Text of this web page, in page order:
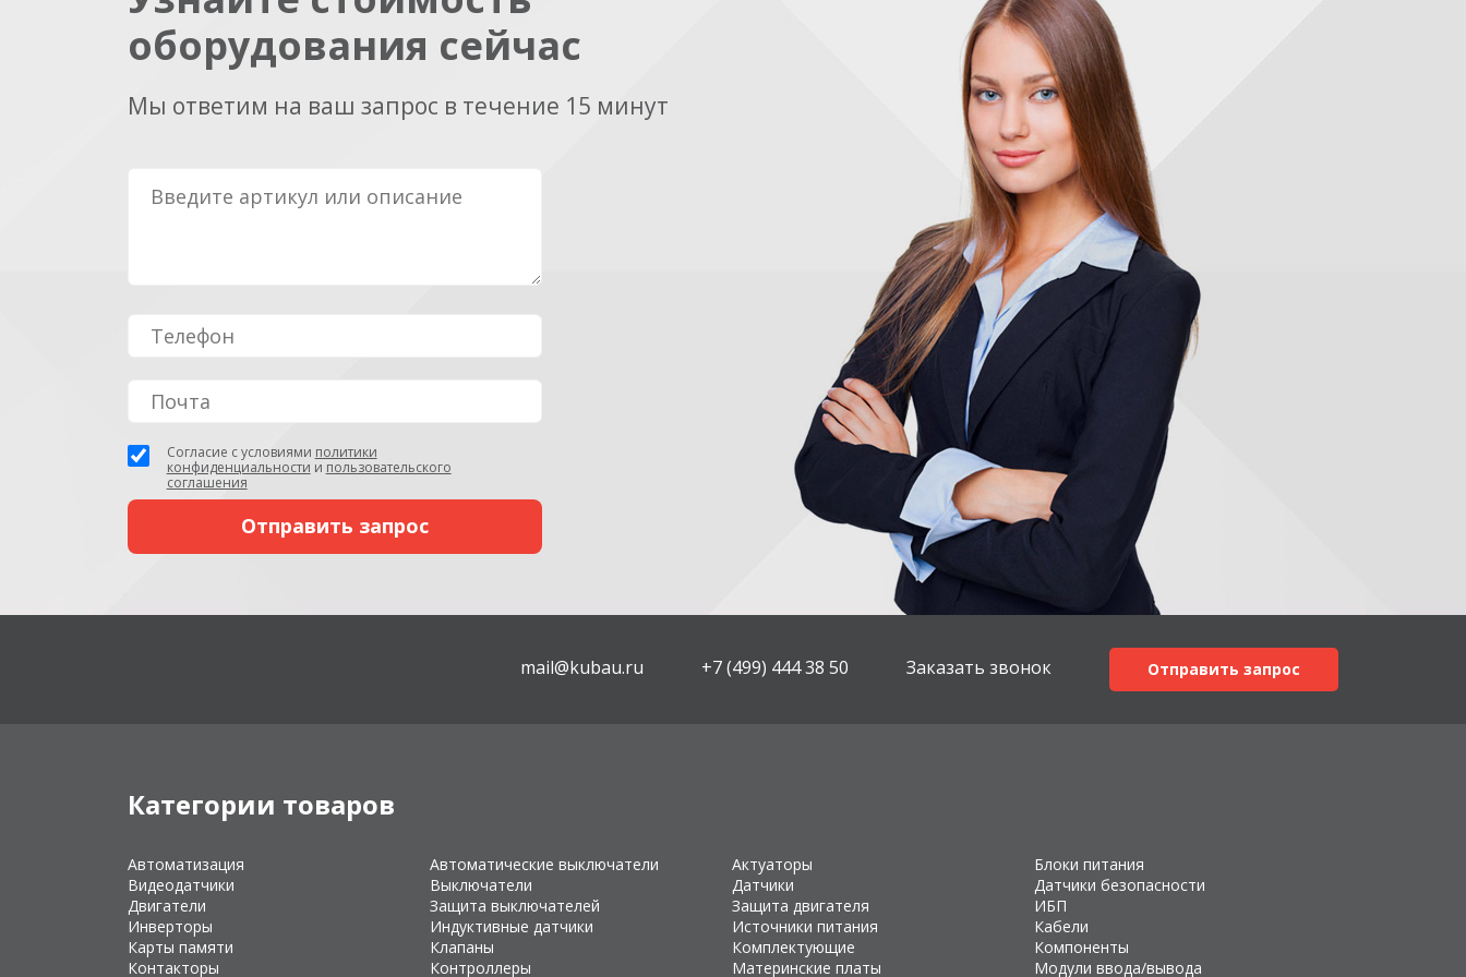
оборудования сейчас
Мы ответим на ваш запрос в течение 15 минут
Согласие с условиями политики
конфиденциальности и пользовательского
соглашения
mail@kubau.ru +7 (499) 444 38 50 Заказать звонок Отправить запрос
Категории товаров
Автоматизация Автоматические выключатели Актуаторы
Блоки питания
Видеодатчики
Выключатели Датчики
Датчики безопасности
Двигатели
Защита выключателей Защита двигателя
ИБП
Инверторы
Индуктивные датчики Источники питания
Кабели
Карты памяти
Клапаны Комплектующие
Компоненты
Контакторы
Контроллеры Материнские платы Модули ввода/вывода